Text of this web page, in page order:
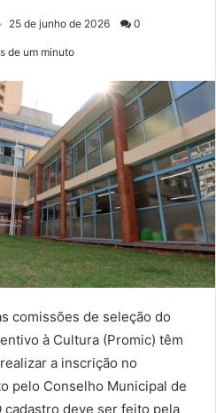
25 de junho de 2026 0
de um minuto
comissões de seleção do
à Cultura (Promic) têm
a inscrição no
pelo Conselho Municipal de
cadastro deve ser feito pela